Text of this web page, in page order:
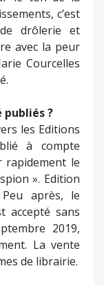
c’est
drôlerie et
avec la peur
Courcelles
?
les Editions
à compte
rapidement le
». Edition
après, le
accepté sans
2019,
La vente
de librairie.